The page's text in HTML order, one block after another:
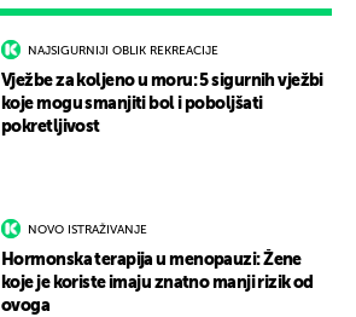
NAJSIGURNIJI OBLIK REKREACIJE
Vježbe za koljeno u moru: 5 sigurnih vježbi
koje mogu smanjiti bol i poboljšati
pokretljivost
NOVO ISTRAŽIVANJE
Hormonska terapija u menopauzi: Žene
koje je koriste imaju znatno manji rizik od
ovoga